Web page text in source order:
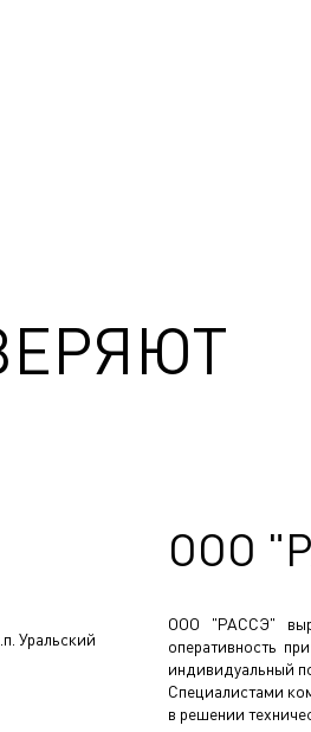
Уральский
ООО
ООО "РАССЭ"
оперативность
индивидуальный
Специалистами
в решении